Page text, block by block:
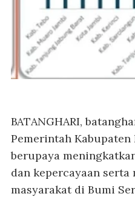
BATANGHARI,
Pemerintah
berupaya
dan kepercayaan serta
masyarakat di Bumi